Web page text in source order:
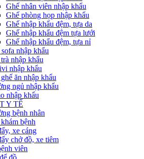
Ghế nhân viên nhập khẩu
Ghế phòng họp nhập khẩu
Ghế nhập khẩu đệm, tựa da
Ghế nhập khẩu đệm tựa lưới
Ghế nhập khẩu đệm, tựa nỉ
nhập khẩu
nhập khẩu
nhập khẩu
ăn nhập khẩu
ngủ nhập khẩu
nhập khẩu
Y TẾ
bệnh nhân
bệnh
xe cáng
chở đồ, xe tiêm
viên
đồ